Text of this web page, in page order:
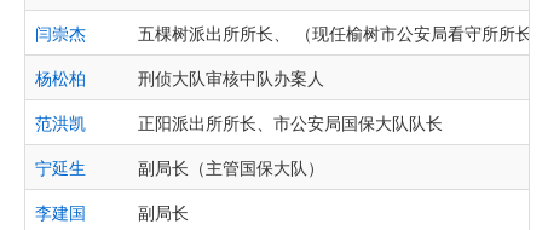
闫崇杰
五棵树派出所所长、 （现任榆树市公安局看守所所长
杨松柏
刑侦大队审核中队办案人
范洪凯
正阳派出所所长、市公安局国保大队队长
宁延生
副局长（主管国保大队）
李建国
副局长